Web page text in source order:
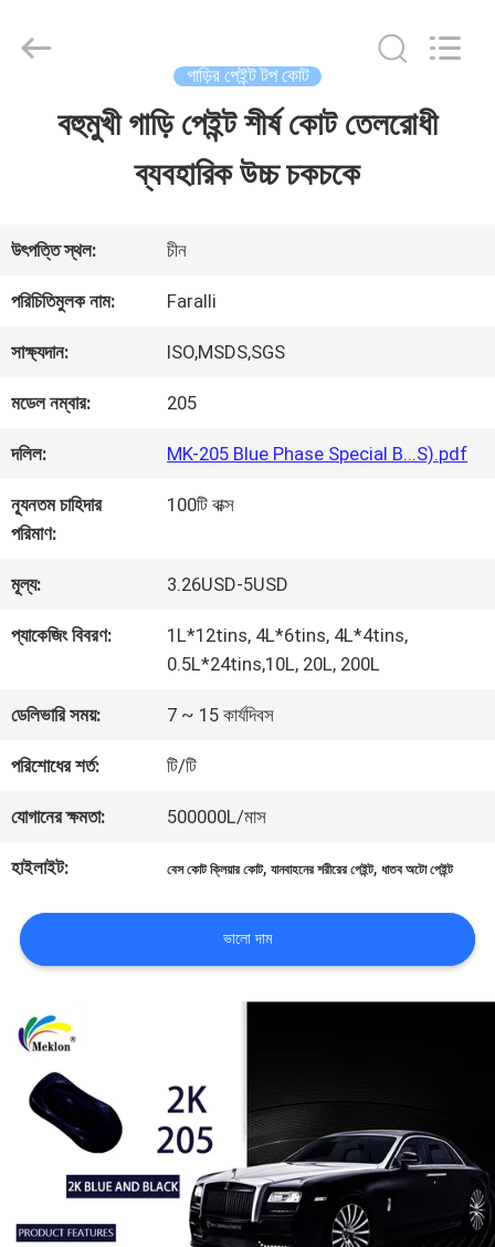
ভিডিও
আমাদের
সম্পর্কে
কারখানা
মান
আমাদের
সাথে
যোগাযোগ
করুন
উদ্ধৃতির
জন্য
আবেদন
Chemical
গাড়ির পেইন্ট টপ কোট
বহুমুখী গাড়ি পেইন্ট শীর্ষ কোট তেলরোধী
ব্যবহারিক উচ্চ চকচকে
উৎপত্তি স্থল: চীন
পরিচিতিমুলক নাম: Faralli
সাক্ষ্যদান: ISO,MSDS,SGS
মডেল নম্বার: 205
দলিল: MK-205 Blue Phase Special B...S).pdf
ন্যূনতম চাহিদার
পরিমাণ:
100টি বাক্স
মূল্য: 3.26USD-5USD
প্যাকেজিং বিবরণ:
1L*12tins, 4L*6tins, 4L*4tins,
0.5L*24tins,10L, 20L, 200L
ডেলিভারি সময়: 7 ~ 15 কার্যদিবস
পরিশোধের শর্ত: টি/টি
যোগানের ক্ষমতা: 500000L/মাস
হাইলাইট: বেস কোট ক্লিয়ার কোট,যানবাহনের শরীরের পেইন্ট,ধাতব অটো পেইন্ট
ভালো দাম